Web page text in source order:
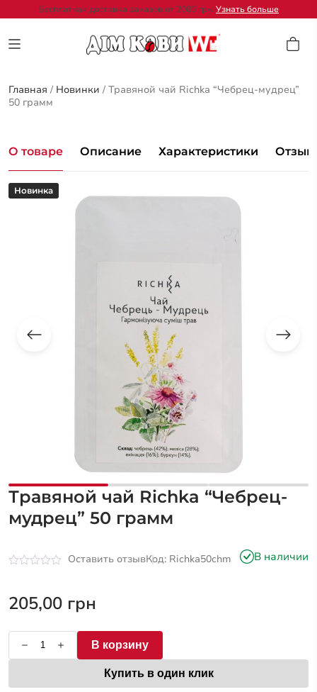
Бесплатная доставка заказов от 2000 грн. Узнать больше
Главная / Новинки / Травяной чай Richka “Чебрец-мудрец”
50 грамм
О товаре Описание Характеристики
Новинка
Травяной чай Richka “Чебрец-
мудрец” 50 грамм
5
Оставить отзывКод: Richka50chm В наличии
205,00 грн
В корзину
Купить в один клик